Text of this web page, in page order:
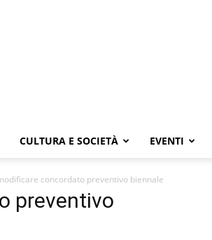
CULTURA E SOCIETÀ EVENTI
concordato preventivo biennale
preventivo